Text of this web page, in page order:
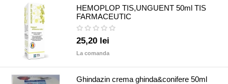
HEMOPLOP TIS,UNGUENT 50ml TIS
FARMACEUTIC
25,20 lei
La comanda
Ghindazin crema ghinda&conifere 50ml